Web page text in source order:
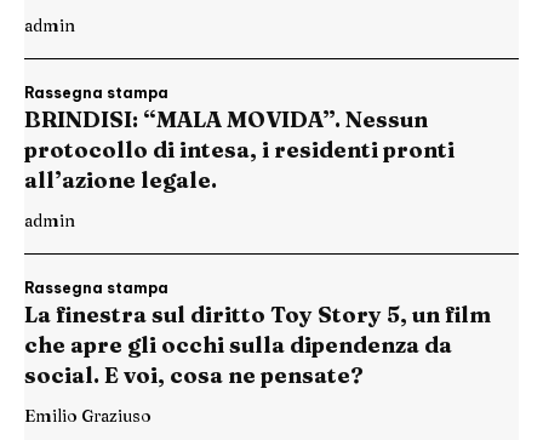
admin
Rassegna stampa
BRINDISI: “MALA MOVIDA”. Nessun
protocollo di intesa, i residenti pronti
all’azione legale.
admin
Rassegna stampa
La finestra sul diritto Toy Story 5, un film
che apre gli occhi sulla dipendenza da
social. E voi, cosa ne pensate?
Emilio Graziuso